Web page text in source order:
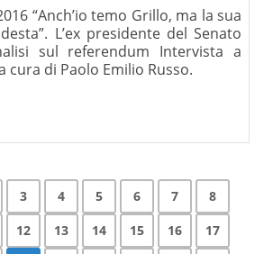
“Anch’io temo Grillo, ma la sua
L’ex presidente del Senato
sul referendum Intervista a
cura di Paolo Emilio Russo.
3 4 5 6 7
8
12 13 14 15 16
17